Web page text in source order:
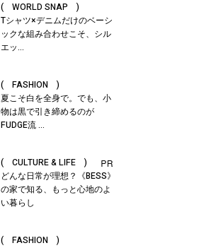
( WORLD SNAP )
Tシャツ×デニムだけのベーシ
ックな組み合わせこそ、シル
エッ...
( FASHION )
夏こそ白を全身で。でも、小
物は黒で引き締めるのが
FUDGE流 ...
( CULTURE & LIFE )
どんな日常が理想？《BESS》
の家で知る、もっと心地のよ
い暮らし
( FASHION )